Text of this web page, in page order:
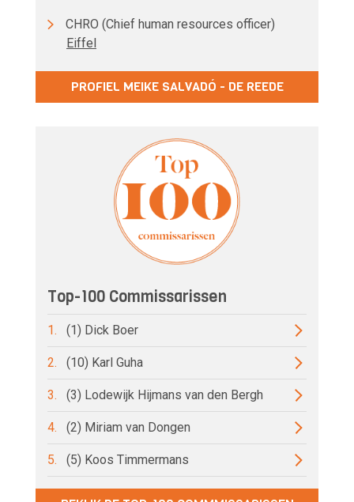
CHRO (Chief human resources officer)
Eiffel
PROFIEL MEIKE SALVADÓ - DE REEDE
Top-100 Commissarissen
1. (1) Dick Boer
2. (10) Karl Guha
3. (3) Lodewijk Hijmans van den Bergh
4. (2) Miriam van Dongen
5. (5) Koos Timmermans